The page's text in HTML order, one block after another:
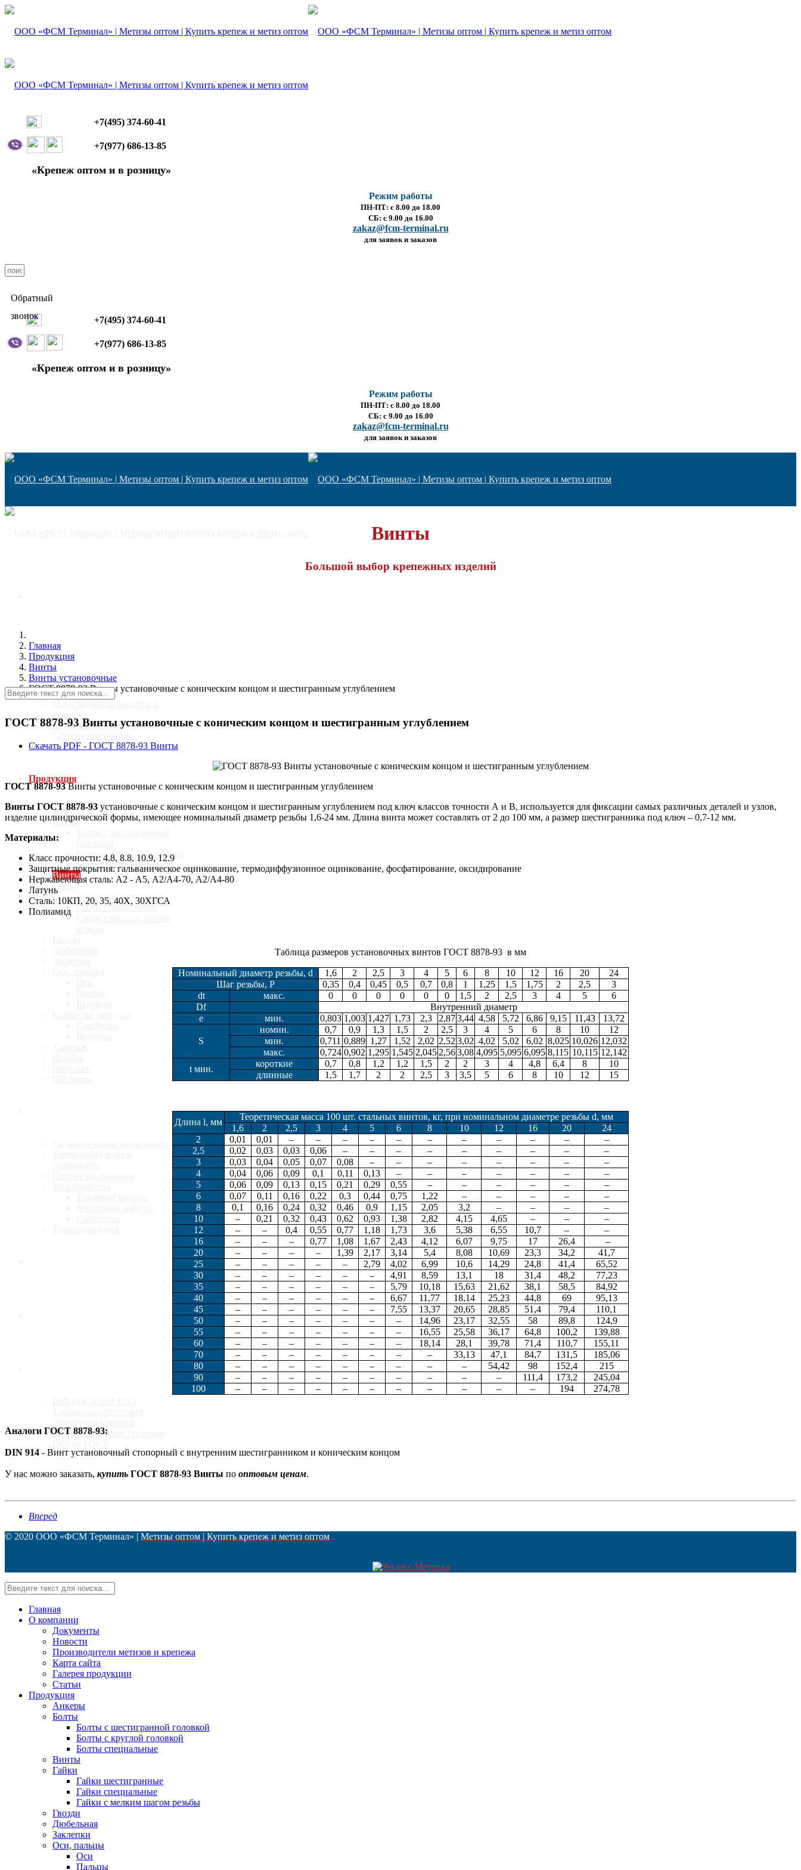
+7(495) 374-60-41
+7(977) 686-13-85
«Крепеж оптом и в розницу»
Режим работы
ПН-ПТ: с 8.00 до 18.00
СБ: с 9.00 до 16.00
zakaz@fcm-terminal.ru
для заявок и заказов
Обратный
звонок
+7(495) 374-60-41
+7(977) 686-13-85
«Крепеж оптом и в розницу»
Режим работы
ПН-ПТ: с 8.00 до 18.00
СБ: с 9.00 до 16.00
zakaz@fcm-terminal.ru
для заявок и заказов
О компании
Документы
Новости
Карта сайта
Статьи
Продукция
Анкеры
Болты
Болты с круглой головкой
Болты специальные
Винты
Гайки
Гайки шестигранные
Гайки специальные
Виды стандартов. Отличия
Контакты
Винты
Большой выбор крепежных изделий
Главная
Продукция
Винты
Винты установочные
ГОСТ 8878-93 Винты установочные с коническим концом и шестигранным углублением
ГОСТ 8878-93 Винты установочные с коническим концом и шестигранным углублением
Скачать PDF - ГОСТ 8878-93 Винты
ГОСТ 8878-93Винты установочные с коническим концом и шестигранным углублением
Винты ГОСТ 8878-93 установочные с коническим концом и шестигранным углублением под ключ классов точности А и В, используется для фиксации самых различных деталей и узлов,
изделие цилиндрической формы, имеющее номинальный диаметр резьбы 1,6-24 мм. Длина винта может составлять от 2 до 100 мм, а размер шестигранника под ключ – 0,7-12 мм.
Материалы:
Класс прочности: 4.8, 8.8, 10.9, 12.9
Защитные покрытия: гальваническое оцинкование, термодиффузионное оцинкование, фосфатирование, оксидирование
Нержавеющая сталь: А2 - А5, А2/А4-70, А2/А4-80
Латунь
Сталь: 10КП, 20, 35, 40Х, 30ХГСА
Полиамид
Таблица размеров установочных винтов ГОСТ 8878-93 в мм
Номинальный диаметр резьбы, d 1,6 2 2,5 3 4 5 6 8 10 12 16 20
24
Шаг резьбы, Р
0,35 0,4 0,45 0,5 0,7 0,8 1 1,25 1,5 1,75 2 2,5
3
dt
макс. 0 0 0 0 0 0 1,5 2 2,5 3 4 5
6
Df
Внутренний диаметр
е
мин. 0,803 1,003 1,427 1,73 2,3 2,873,44 4,58 5,72 6,86 9,15 11,43 13,72
S
номин. 0,7 0,9 1,3 1,5 2 2,5 3 4 5 6 8 10
12
мин.
0,711 0,889 1,27 1,52 2,02 2,52 3,02 4,02 5,02 6,02 8,025 10,026 12,032
макс.
0,724 0,902 1,295 1,545 2,045 2,563,08 4,095 5,095 6,095 8,115 10,115 12,142
t мин.
короткие 0,7 0,8 1,2 1,2 1,5 2 2 3 4 4,8 6,4 8
10
длинные
1,5 1,7 2 2 2,5 3 3,5 5 6 8 10 12 15
Длина l, мм
Теоретическая масса 100 шт. стальных винтов, кг, при номинальном диаметре резьбы d, мм
1,6
2 2,5 3 4 5 6 8 10 12 16 20
24
2
0,01 0,01 – – – – – – – – – –
–
2,5
0,02 0,03 0,03 0,06 – – – – – – – –
–
3
0,03 0,04 0,05 0,07 0,08 – – – – – – –
–
4
0,04 0,06 0,09 0,1 0,11 0,13 – – – – – –
–
5
0,06 0,09 0,13 0,15 0,21 0,29 0,55 – – – – –
–
6
0,07 0,11 0,16 0,22 0,3 0,44 0,75 1,22 – – – –
–
8
0,1 0,16 0,24 0,32 0,46 0,9 1,15 2,05 3,2 – – –
–
10
– 0,21 0,32 0,43 0,62 0,93 1,38 2,82 4,15 4,65 – –
–
12
– – 0,4 0,55 0,77 1,18 1,73 3,6 5,38 6,55 10,7 –
–
16
– – – 0,77 1,08 1,67 2,43 4,12 6,07 9,75 17 26,4
–
20
– – – – 1,39 2,17 3,14 5,4 8,08 10,69 23,3 34,2
41,7
25
– – – – – 2,79 4,02 6,99 10,6 14,29 24,8 41,4
65,52
30
– – – – – – 4,91 8,59 13,1 18 31,4 48,2
77,23
35
– – – – – – 5,79 10,18 15,63 21,62 38,1 58,5
84,92
40
– – – – – – 6,67 11,77 18,14 25,23 44,8 69
95,13
45
– – – – – – 7,55 13,37 20,65 28,85 51,4 79,4
110,1
50
– – – – – – – 14,96 23,17 32,55 58 89,8
124,9
55
– – – – – – – 16,55 25,58 36,17 64,8 100,2
139,88
60
– – – – – – – 18,14 28,1 39,78 71,4 110,7
155,11
70
– – – – – – – – 33,13 47,1 84,7 131,5
185,06
80
– – – – – – – – – 54,42 98 152,4
215
90
– – – – – – – – – – 111,4 173,2
245,04
100
– – – – – – – – – – – 194 274,78
Аналоги ГОСТ 8878-93:
DIN 914 - Винт установочный стопорный с внутренним шестигранником и коническим концом
У нас можно заказать, купить ГОСТ 8878-93 Винты по оптовым ценам.
Вперед
© 2020 ООО «ФСМ Терминал» | Метизы оптом | Купить крепеж и метиз оптом
Главная
О компании
Документы
Новости
Производители метизов и крепежа
Карта сайта
Галерея продукции
Статьи
Продукция
Анкеры
Болты
Болты с шестигранной головкой
Болты с круглой головкой
Болты специальные
Винты
Гайки
Гайки шестигранные
Гайки специальные
Гайки с мелким шагом резьбы
Гвозди
Дюбельная
Заклепки
Оси, пальцы
Оси
Пальцы